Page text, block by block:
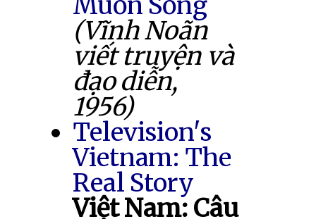
(Vĩnh Noãn
viết truyện và
đạo diễn,
1956)
Television's
Vietnam: The
Real Story
Việt Nam: Câu